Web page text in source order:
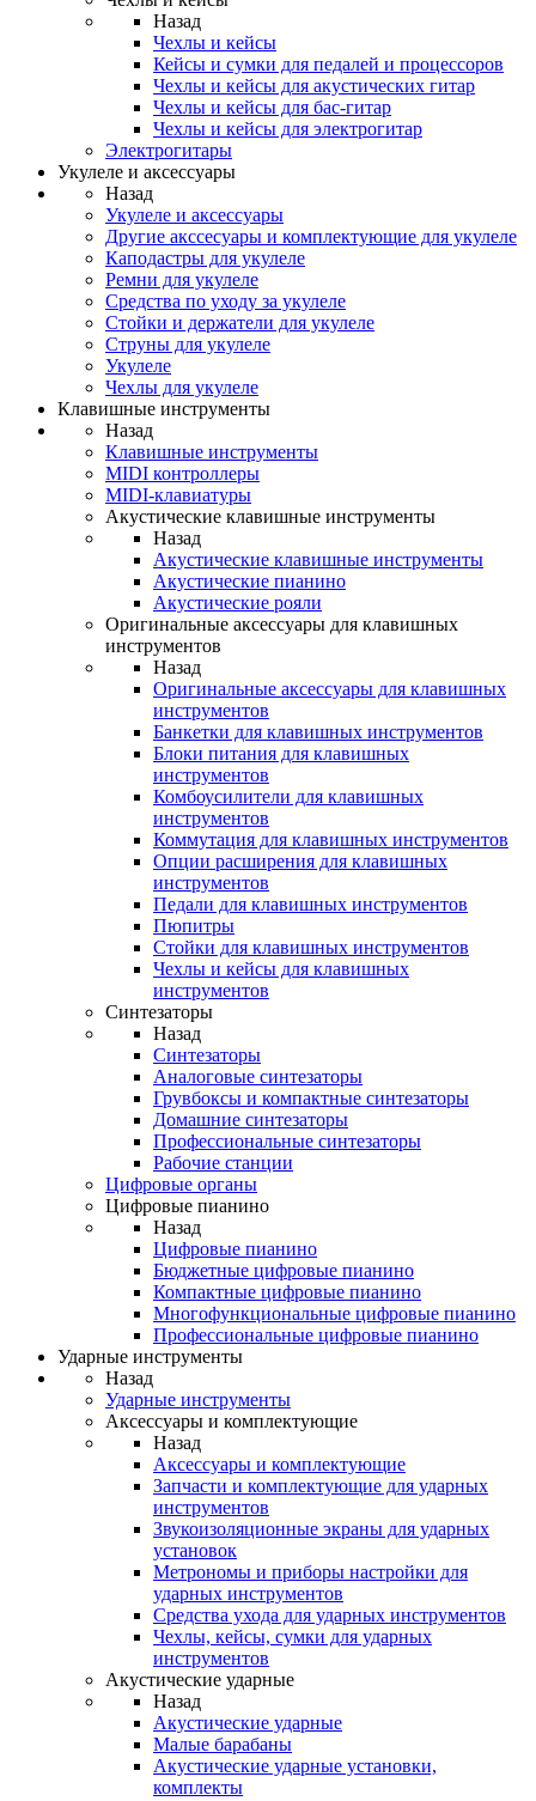
Назад
Чехлы и кейсы
Кейсы и сумки для педалей и процессоров
Чехлы и кейсы для акустических гитар
Чехлы и кейсы для бас-гитар
Чехлы и кейсы для электрогитар
Электрогитары
Укулеле и аксессуары
Назад
Укулеле и аксессуары
Другие акссесуары и комплектующие для укулеле
Каподастры для укулеле
Ремни для укулеле
Средства по уходу за укулеле
Стойки и держатели для укулеле
Струны для укулеле
Укулеле
Чехлы для укулеле
Клавишные инструменты
Назад
Клавишные инструменты
MIDI контроллеры
MIDI-клавиатуры
Акустические клавишные инструменты
Назад
Акустические клавишные инструменты
Акустические пианино
Акустические рояли
Оригинальные аксессуары для клавишных
инструментов
Назад
Оригинальные аксессуары для клавишных
инструментов
Банкетки для клавишных инструментов
Блоки питания для клавишных
инструментов
Комбоусилители для клавишных
инструментов
Коммутация для клавишных инструментов
Опции расширения для клавишных
инструментов
Педали для клавишных инструментов
Пюпитры
Стойки для клавишных инструментов
Чехлы и кейсы для клавишных
инструментов
Синтезаторы
Назад
Синтезаторы
Аналоговые синтезаторы
Грувбоксы и компактные синтезаторы
Домашние синтезаторы
Профессиональные синтезаторы
Рабочие станции
Цифровые органы
Цифровые пианино
Назад
Цифровые пианино
Бюджетные цифровые пианино
Компактные цифровые пианино
Многофункциональные цифровые пианино
Профессиональные цифровые пианино
Ударные инструменты
Назад
Ударные инструменты
Аксессуары и комплектующие
Назад
Аксессуары и комплектующие
Запчасти и комплектующие для ударных
инструментов
Звукоизоляционные экраны для ударных
установок
Метрономы и приборы настройки для
ударных инструментов
Средства ухода для ударных инструментов
Чехлы, кейсы, сумки для ударных
инструментов
Акустические ударные
Назад
Акустические ударные
Mалые барабаны
Акустические ударные установки,
комплекты